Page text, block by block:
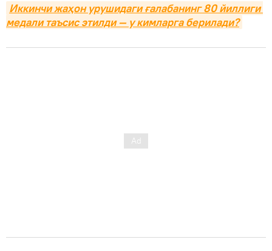
Иккинчи жаҳон урушидаги ғалабанинг 80 йиллиги
медали таъсис этилди — у кимларга берилади?